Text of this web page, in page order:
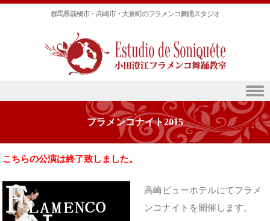
群馬県前橋市・高崎市・大泉町のフラメンコ舞踊スタジオ
フラメンコナイト2015
こちらの公演は終了致しました。
高崎ビューホテルにてフラメ
ンコナイトを開催します。